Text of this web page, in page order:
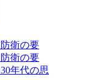
衛の要
衛の要
年代の思